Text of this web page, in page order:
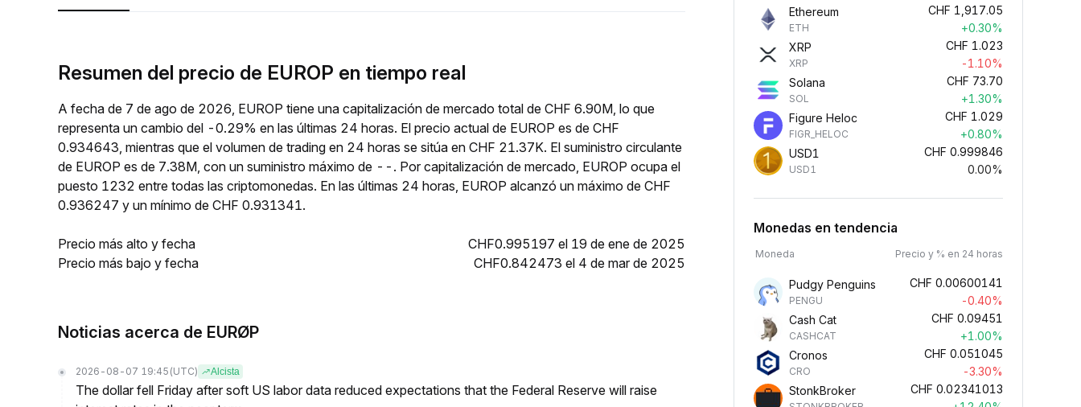
Resumen del precio de EUROP en tiempo real
A fecha de 7 de ago de 2026, EUROP tiene una capitalización de mercado total de CHF 6.90M, lo que
representa un cambio del -0.29% en las últimas 24 horas. El precio actual de EUROP es de CHF
0.934643, mientras que el volumen de trading en 24 horas se sitúa en CHF 21.37K. El suministro circulante
de EUROP es de 7.38M, con un suministro máximo de --. Por capitalización de mercado, EUROP ocupa el
puesto 1232 entre todas las criptomonedas. En las últimas 24 horas, EUROP alcanzó un máximo de CHF
0.936247 y un mínimo de CHF 0.931341.
Precio más alto y fecha
CHF0.995197 el 19 de ene de 2025
Precio más bajo y fecha
CHF0.842473 el 4 de mar de 2025
Noticias acerca de EURØP
2026-08-07 19:45 (UTC) Alcista
The dollar fell Friday after soft US labor data reduced expectations that the Federal Reserve will raise
Ethereum
ETH
CHF 1,917.05
+0.30%
XRP
XRP
CHF 1.023
-1.10%
Solana
SOL
CHF 73.70
+1.30%
Figure Heloc
FIGR_HELOC
CHF 1.029
+0.80%
USD1
USD1
CHF 0.999846
0.00%
Monedas en tendencia
Moneda Precio y % en 24 horas
Pudgy Penguins
PENGU
CHF 0.00600141
-0.40%
Cash Cat
CASHCAT
CHF 0.09451
+1.00%
Cronos
CRO
CHF 0.051045
-3.30%
StonkBroker
CHF 0.02341013